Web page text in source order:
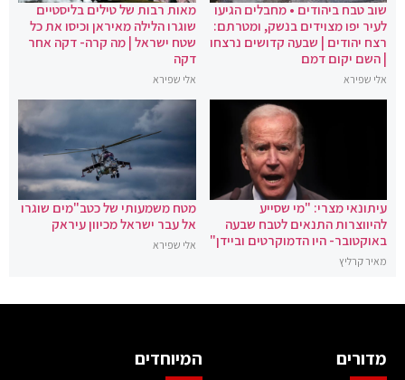
שוב טבח ביהודים • מחבלים הגיעו
לעיר יפו מצוידים בנשק, ומטרתם:
רצח יהודים | שבעה קדושים נרצחו
| השם יקום דמם
אלי שפירא
מאות רבות של טילים בליסטיים
שוגרו הלילה מאיראן וכיסו את כל
שטח ישראל | מה קרה- דקה אחר
דקה
אלי שפירא
עיתונאי מצרי: "מי שסייע
להיווצרות התנאים לטבח שבעה
באוקטובר- היו הדמוקרטים וביידן"
מאיר קרליץ
מטח משמעותי של כטב"מים שוגרו
אל עבר ישראל מכיוון עיראק
אלי שפירא
מדורים המיוחדים